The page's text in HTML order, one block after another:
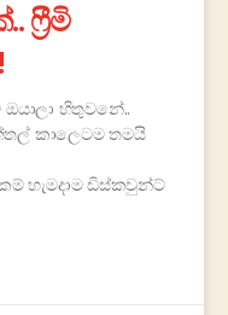
ෆ්‍රීමි
හිතුවනේ..
කාලෙටම තමයි
හැමදාම ඩිස්කවුන්ට්